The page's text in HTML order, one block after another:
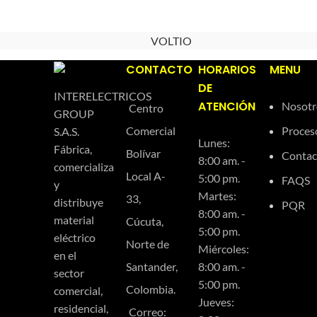
VOLTIO
INTERELECTRICOS
GROUP
S.A.S.
Fábrica,
comercializa
y
distribuye
material
eléctrico
en el
sector
comercial,
residencial,
CONTACTO
Centro
Comercial
Bolívar
Local A-
33,
Cúcuta,
Norte de
Santander,
Colombia.
Correo:
HORARIOS
DE
ATENCIÓN
Lunes:
8:00 am. -
5:00 pm.
Martes:
8:00 am. -
5:00 pm.
Miércoles:
8:00 am. -
5:00 pm.
Jueves:
MENU
FAQS
PQR